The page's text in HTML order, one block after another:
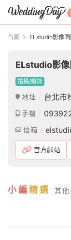
首頁 ELstudio影像
ELstudio影像
婚攝/婚錄
地址 台北市
手機
信箱
官方網站
小編精選 其